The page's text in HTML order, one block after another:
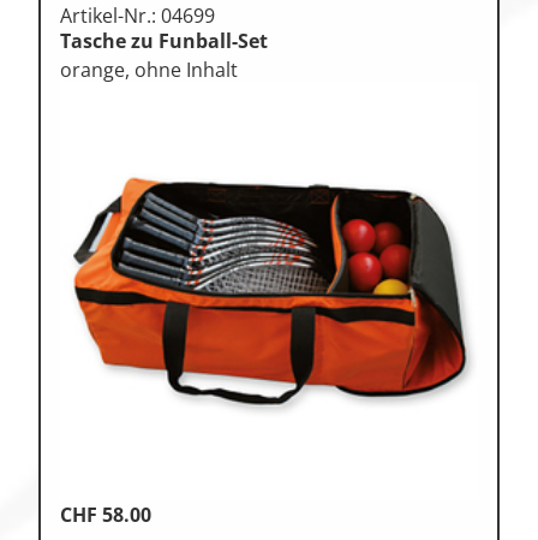
Artikel-Nr.: 04699
Tasche zu Funball-Set
orange, ohne Inhalt
CHF 58.00